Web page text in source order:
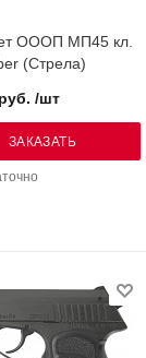
ОООП МП45 кл.
(Стрела)
/шт
ЗАКАЗАТЬ